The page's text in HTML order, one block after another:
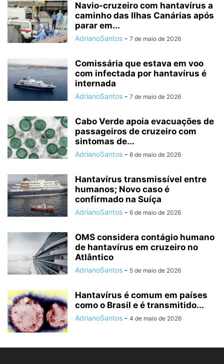
Navio-cruzeiro com hantavírus a
caminho das Ilhas Canárias após
parar em...
AdrianoSantos - 7 de maio de 2026
Comissária que estava em voo
com infectada por hantavírus é
internada
AdrianoSantos - 7 de maio de 2026
Cabo Verde apoia evacuações de
passageiros de cruzeiro com
sintomas de...
AdrianoSantos - 6 de maio de 2026
Hantavírus transmissível entre
humanos; Novo caso é
confirmado na Suíça
AdrianoSantos - 6 de maio de 2026
OMS considera contágio humano
de hantavírus em cruzeiro no
Atlântico
AdrianoSantos - 5 de maio de 2026
Hantavírus é comum em países
como o Brasil e é transmitido...
AdrianoSantos - 4 de maio de 2026